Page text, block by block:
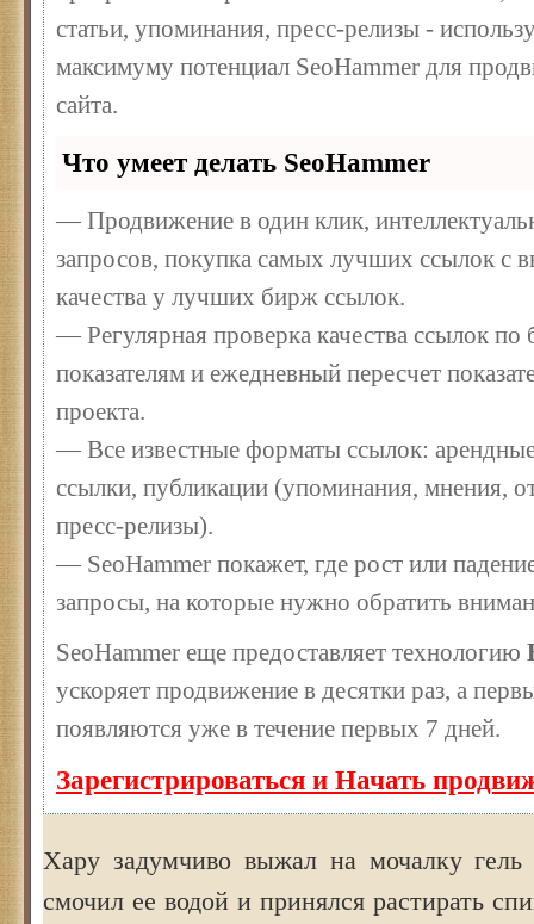
статьи, упоминания, пресс-релизы -
максимуму потенциал SeoHammer для
сайта.
Что умеет делать SeoHammer
— Продвижение в один клик,
запросов, покупка самых лучших ссылок с
качества у лучших бирж ссылок.
— Регулярная проверка качества ссылок по
показателям и ежедневный пересчет
проекта.
— Все известные форматы ссылок:
ссылки, публикации (упоминания, мнения,
пресс-релизы).
— SeoHammer покажет, где рост или
запросы, на которые нужно обратить
SeoHammer еще предоставляет технологию
ускоряет продвижение в десятки раз, а
появляются уже в течение первых 7 дней.
Зарегистрироваться и Начать
Хару задумчиво выжал на мочалку гель
смочил ее водой и принялся растирать